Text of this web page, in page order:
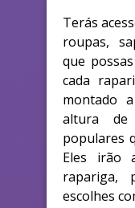
Terás
roupas,
que
cada
montado
altura de
populares
Eles irão
rapariga,
escolhes